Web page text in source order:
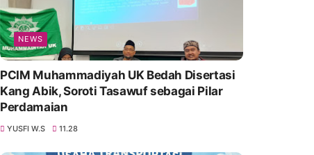
NEWS
PCIM Muhammadiyah UK Bedah Disertasi
Kang Abik, Soroti Tasawuf sebagai Pilar
Perdamaian
YUSFI W.S 11.28